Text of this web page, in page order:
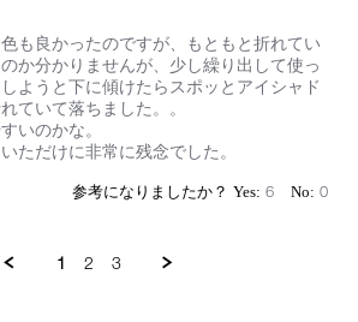
も良かったのですが、もともと折れてい
か分かりませんが、少し繰り出して使っ
ようと下に傾けたらスポッとアイシャド
ていて落ちました。。
いのかな。
ただけに非常に残念でした。
6 0
1 2 3